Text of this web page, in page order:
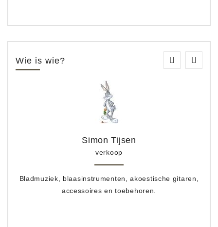
Wie is wie?
Simon Tijsen
verkoop
Bladmuziek, blaasinstrumenten, akoestische gitaren,
accessoires en toebehoren.